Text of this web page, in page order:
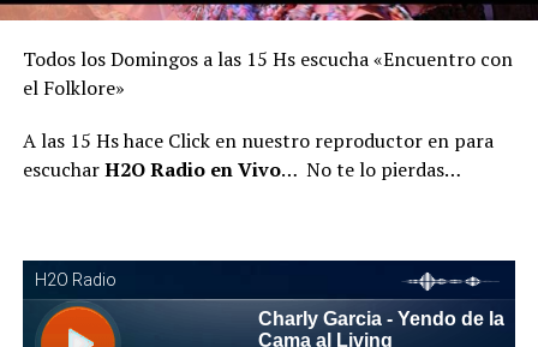
Todos los Domingos a las 15 Hs escucha «Encuentro con
el Folklore»
A las 15 Hs hace Click en nuestro reproductor en para
escucharH2O Radio en Vivo… No te lo pierdas…